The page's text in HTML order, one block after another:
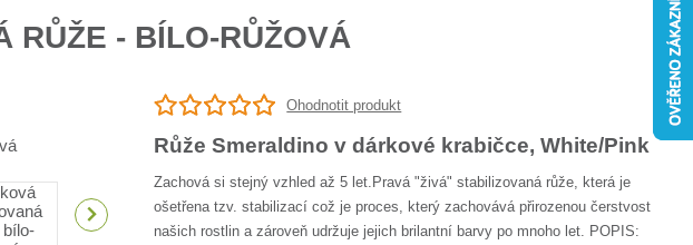
RŮŽE - BÍLO-RŮŽOVÁ
Ohodnotit produkt
Růže Smeraldino v dárkové krabičce, White/Pink
Zachová si stejný vzhled až 5 let.Pravá "živá" stabilizovaná růže, která je
ošetřena tzv. stabilizací což je proces, který zachovává přirozenou čerstvost
našich rostlin a zároveň udržuje jejich brilantní barvy po mnoho let. POPIS: